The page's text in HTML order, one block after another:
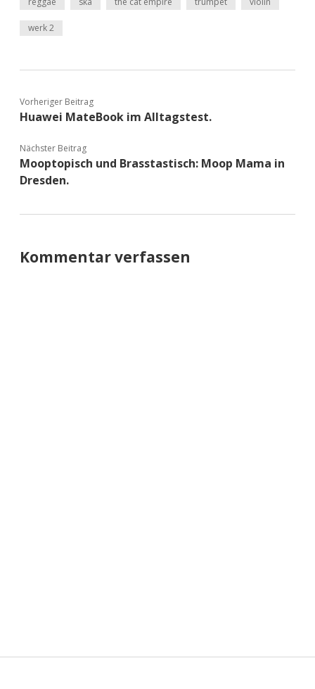
werk 2
Vorheriger Beitrag
Huawei MateBook im Alltagstest.
Nächster Beitrag
Mooptopisch und Brasstastisch: Moop Mama in
Dresden.
Kommentar verfassen